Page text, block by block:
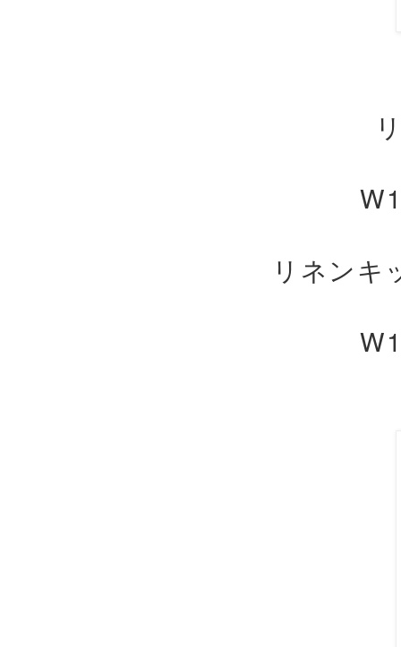
リネン